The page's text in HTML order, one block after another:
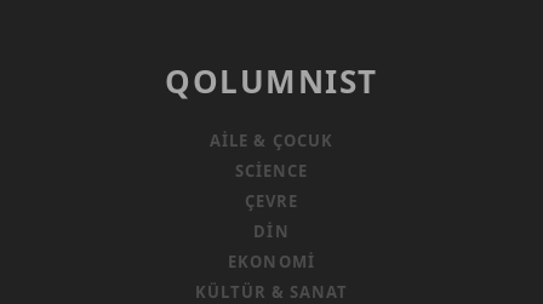
QOLUMNIST
AILE & ÇOCUK
SCIENCE
ÇEVRE
DIN
EKONOMI
KÜLTÜR & SANAT